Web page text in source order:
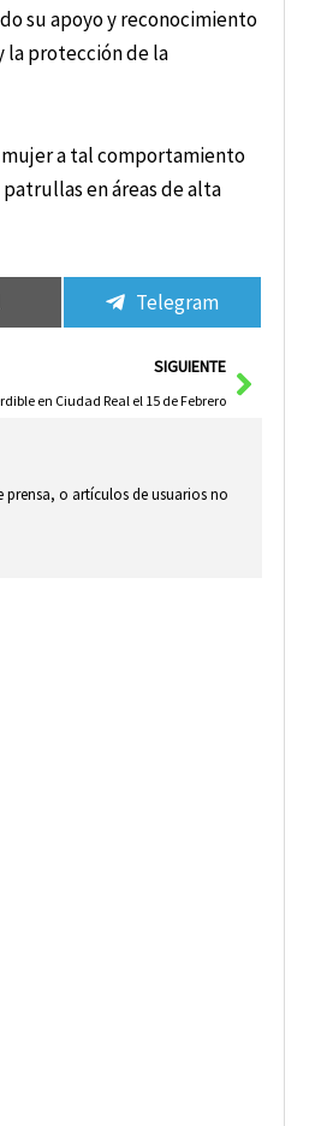
su apoyo y reconocimiento
la protección de la
mujer a tal comportamiento
en áreas de alta
Telegram
SIGUIENTE
en Ciudad Real el 15 de Febrero
o artículos de usuarios no